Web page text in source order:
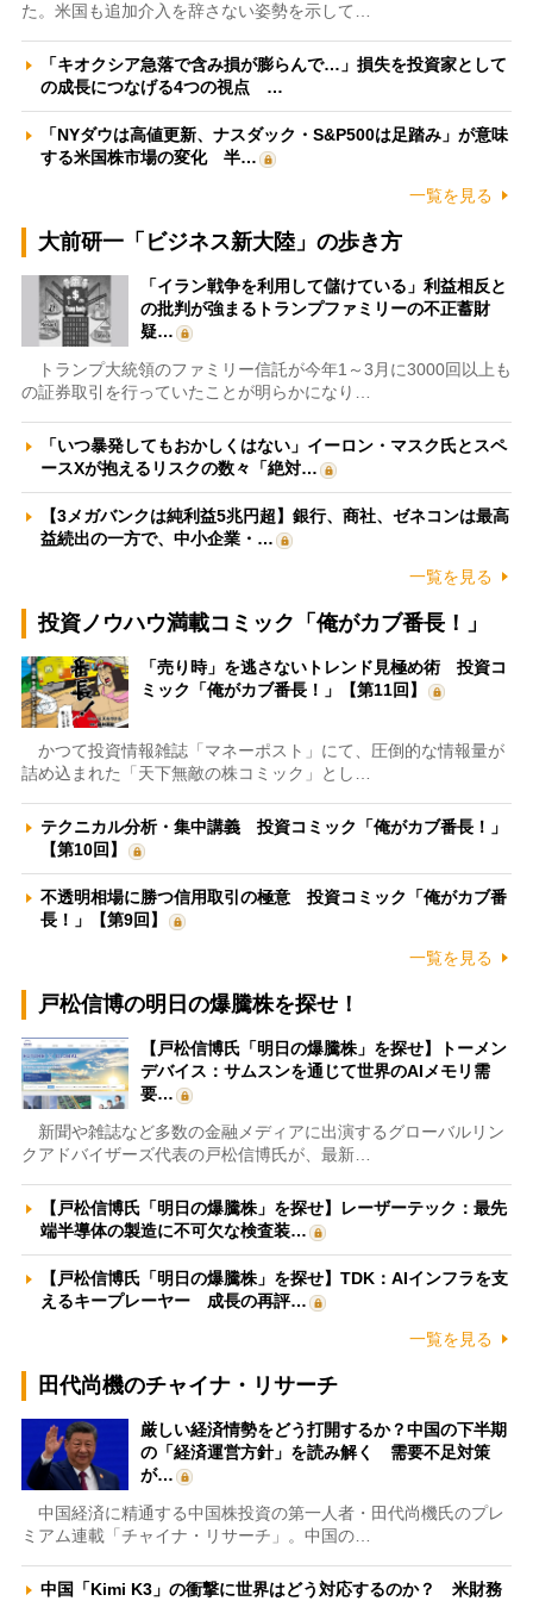
た。米国も追加介入を辞さない姿勢を示して…
「キオクシア急落で含み損が膨らんで…」損失を投資家として
の成長につなげる4つの視点 …
「NYダウは高値更新、ナスダック・S&P500は足踏み」が意味
する米国株市場の変化 半…
一覧を見る
大前研一「ビジネス新大陸」の歩き方
「イラン戦争を利用して儲けている」利益相反と
の批判が強まるトランプファミリーの不正蓄財
疑…
トランプ大統領のファミリー信託が今年1～3月に3000回以上も
の証券取引を行っていたことが明らかになり…
「いつ暴発してもおかしくはない」イーロン・マスク氏とスペ
ースXが抱えるリスクの数々「絶対…
【3メガバンクは純利益5兆円超】銀行、商社、ゼネコンは最高
益続出の一方で、中小企業・…
一覧を見る
投資ノウハウ満載コミック「俺がカブ番長！」
「売り時」を逃さないトレンド見極め術 投資コ
ミック「俺がカブ番長！」【第11回】
かつて投資情報雑誌「マネーポスト」にて、圧倒的な情報量が
詰め込まれた「天下無敵の株コミック」とし…
テクニカル分析・集中講義 投資コミック「俺がカブ番長！」
【第10回】
不透明相場に勝つ信用取引の極意 投資コミック「俺がカブ番
長！」【第9回】
一覧を見る
戸松信博の明日の爆騰株を探せ！
【戸松信博氏「明日の爆騰株」を探せ】トーメン
デバイス：サムスンを通じて世界のAIメモリ需
要…
新聞や雑誌など多数の金融メディアに出演するグローバルリン
クアドバイザーズ代表の戸松信博氏が、最新…
【戸松信博氏「明日の爆騰株」を探せ】レーザーテック：最先
端半導体の製造に不可欠な検査装…
【戸松信博氏「明日の爆騰株」を探せ】TDK：AIインフラを支
えるキープレーヤー 成長の再評…
一覧を見る
田代尚機のチャイナ・リサーチ
厳しい経済情勢をどう打開するか？中国の下半期
の「経済運営方針」を読み解く 需要不足対策
が…
中国経済に精通する中国株投資の第一人者・田代尚機氏のプレ
ミアム連載「チャイナ・リサーチ」。中国の…
中国「Kimi K3」の衝撃に世界はどう対応するのか？ 米財務